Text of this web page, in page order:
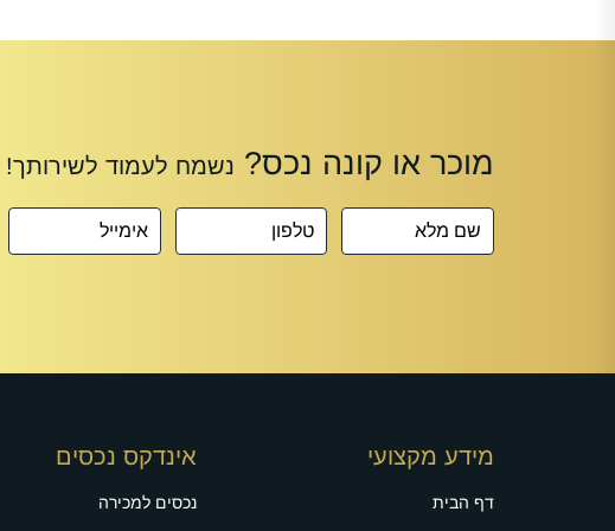
מידע מקצועי
דף הבית
אינדקס נכסים
נכסים למכירה